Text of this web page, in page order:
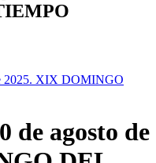
2025. XIX DOMINGO
de agosto de